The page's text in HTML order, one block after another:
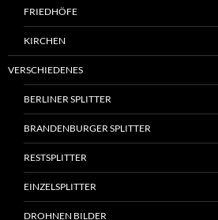
FRIEDHÖFE
KIRCHEN
VERSCHIEDENES
BERLINER SPLITTER
BRANDENBURGER SPLITTER
RESTSPLITTER
EINZELSPLITTER
DROHNEN BILDER